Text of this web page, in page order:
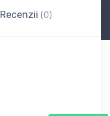
Recenzii (0)